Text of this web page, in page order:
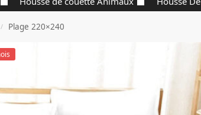
/ Plage 220×240